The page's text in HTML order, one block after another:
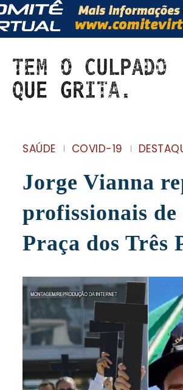
SAÚDE COVID-19
Jorge Vianna
profissionais
Praça dos Três